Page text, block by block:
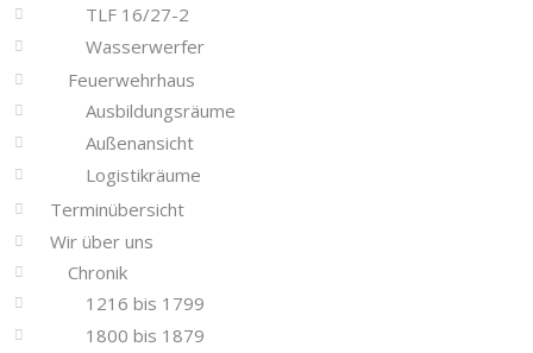
TLF 16/27-2
Wasserwerfer
Feuerwehrhaus
Ausbildungsräume
Außenansicht
Logistikräume
Terminübersicht
Wir über uns
Chronik
1216 bis 1799
1800 bis 1879